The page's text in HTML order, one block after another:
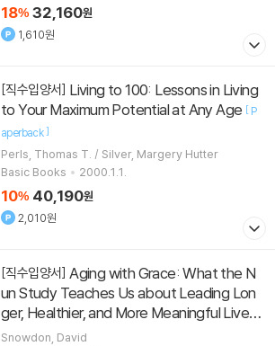
18% 32,160원
1,610원
[직수입양서]
to Your Maximum Potential at Any Age [ P
aperback]
Perls, Thomas T. / Silver, Margery Hutter
Basic Books
2000.1.1.
10% 40,190원
2,010원
[직수입양서] Aging with Grace: What the N
un Study Teaches Us about Leading Lon
ger, Healthier, and More Meaningful Lives
[Paperback ]
Snowdon, David